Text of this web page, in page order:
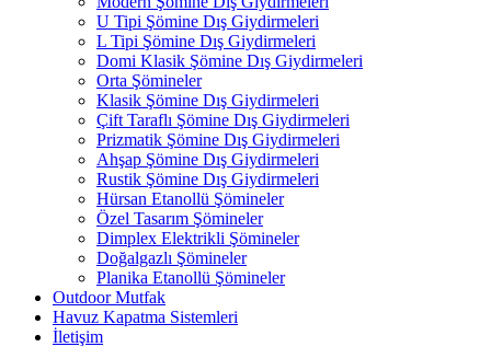
U Tipi Şömine Dış Giydirmeleri
L Tipi Şömine Dış Giydirmeleri
Domi Klasik Şömine Dış Giydirmeleri
Orta Şömineler
Klasik Şömine Dış Giydirmeleri
Çift Taraflı Şömine Dış Giydirmeleri
Prizmatik Şömine Dış Giydirmeleri
Ahşap Şömine Dış Giydirmeleri
Rustik Şömine Dış Giydirmeleri
Hürsan Etanollü Şömineler
Özel Tasarım Şömineler
Dimplex Elektrikli Şömineler
Doğalgazlı Şömineler
Planika Etanollü Şömineler
Outdoor Mutfak
Havuz Kapatma Sistemleri
İletişim